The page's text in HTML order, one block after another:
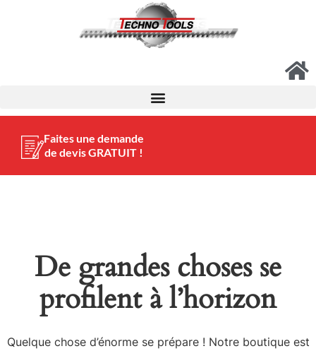
Faites une demande
de devis GRATUIT !
De grandes choses se
profilent à l’horizon
Quelque chose d’énorme se prépare ! Notre boutique est